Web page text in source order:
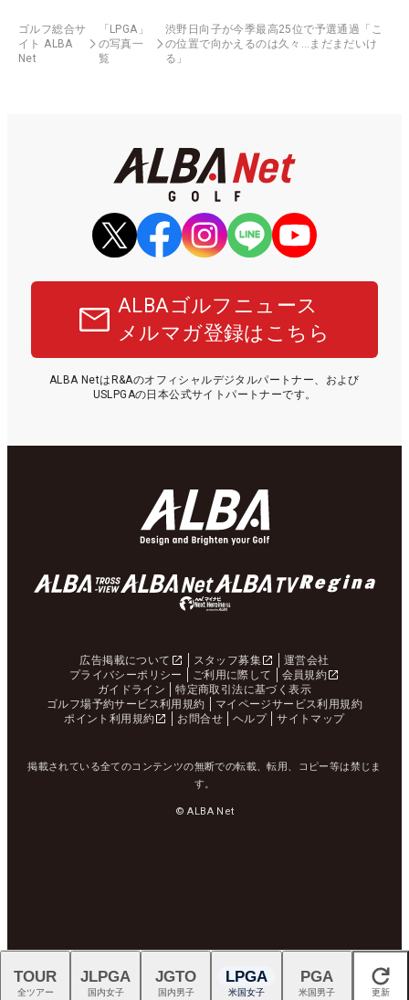
ゴルフ総合サ
イト ALBA
Net
「LPGA」
の写真一
覧
渋野日向子が今季最高25位で予選通過「こ
の位置で向かえるのは久々…まだまだいけ
る」
ALBAゴルフニュース
メルマガ登録はこちら
ALBA NetはR&Aのオフィシャルデジタルパートナー、および
USLPGAの日本公式サイトパートナーです。
広告掲載について スタッフ募集
運営会社
プライバシーポリシー
ご利用に際して
会員規約
ガイドライン
特定商取引法に基づく表示
ゴルフ場予約サービス利用規約
マイページサービス利用規約
ポイント利用規約
お問合せ ヘルプ サイトマップ
掲載されている全てのコンテンツの無断での転載、転用、コピー等は禁じま
す。
© ALBA Net
閉じる
TOUR
全ツアー
JLPGA
国内女子
JGTO
国内男子
LPGA
米国女子
PGA
米国男子 更新